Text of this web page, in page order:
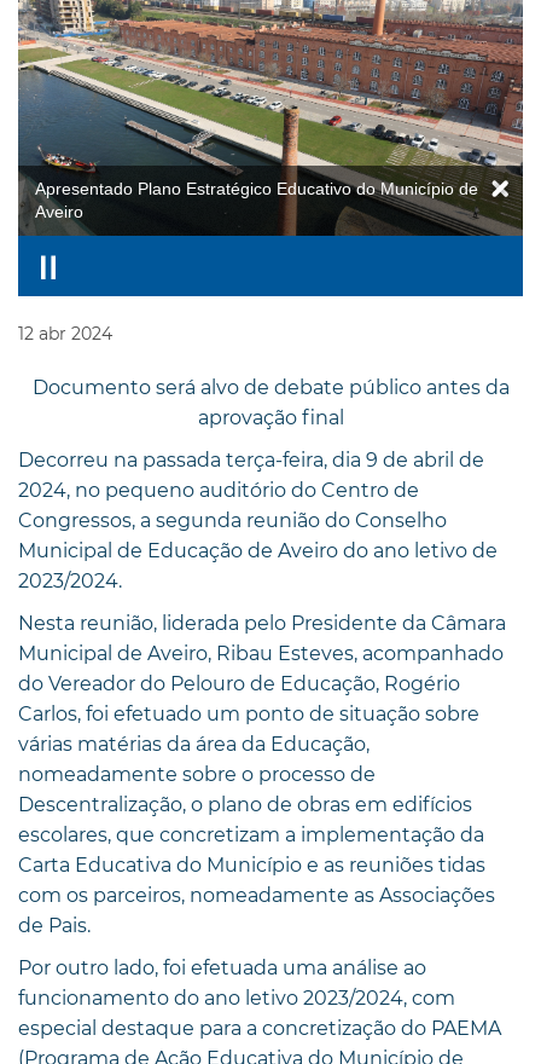
Apresentado Plano Estratégico Educativo do Município de
Aveiro
12 abr 2024
Documento será alvo de debate público antes da
aprovação final
Decorreu na passada terça-feira, dia 9 de abril de
2024, no pequeno auditório do Centro de
Congressos, a segunda reunião do Conselho
Municipal de Educação de Aveiro do ano letivo de
2023/2024.
Nesta reunião, liderada pelo Presidente da Câmara
Municipal de Aveiro, Ribau Esteves, acompanhado
do Vereador do Pelouro de Educação, Rogério
Carlos, foi efetuado um ponto de situação sobre
várias matérias da área da Educação,
nomeadamente sobre o processo de
Descentralização, o plano de obras em edifícios
escolares, que concretizam a implementação da
Carta Educativa do Município e as reuniões tidas
com os parceiros, nomeadamente as Associações
de Pais.
Por outro lado, foi efetuada uma análise ao
funcionamento do ano letivo 2023/2024, com
especial destaque para a concretização do PAEMA
(Programa de Ação Educativa do Município de